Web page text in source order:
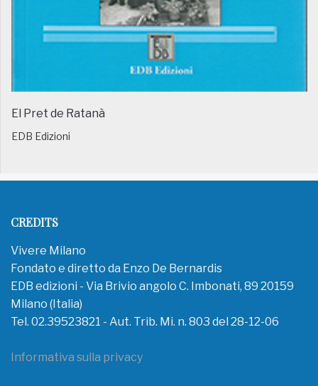
El Pret de Ratanà
EDB Edizioni
CREDITS
Vivere Milano
Fondato e diretto da Enzo De Bernardis
EDB edizioni - Via Brivio angolo C. Imbonati, 89 20159
Milano (Italia)
Tel. 02.39523821 - Aut. Trib. Mi. n. 803 del 28-12-06
Informativa sulla privacy